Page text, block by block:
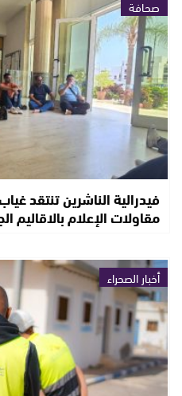
صحافة
فيدرالية الناشرين تنتقد
مقاولات الإعلام بالاقاليم
أخبار الصحراء